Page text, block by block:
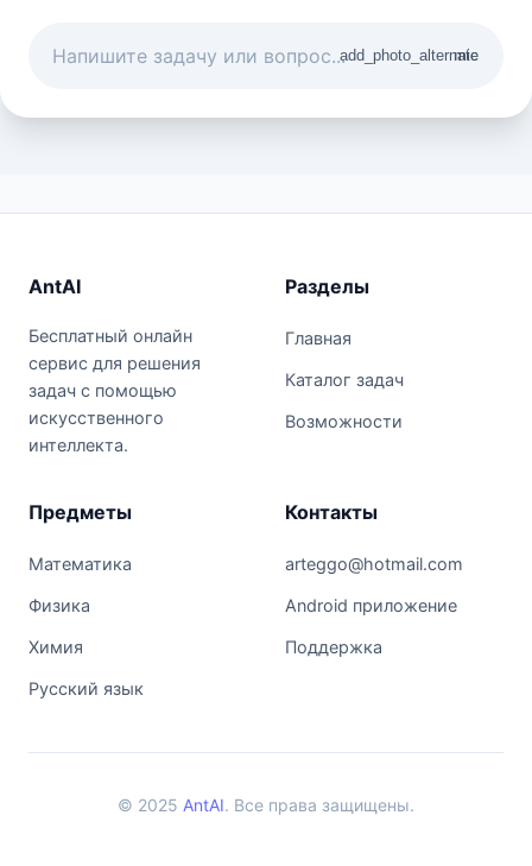
add_photo_alternate
mic
AntAI
Бесплатный онлайн
сервис для решения
задач с помощью
искусственного
интеллекта.
Разделы
Главная
Каталог задач
Возможности
Предметы
Математика
Физика
Химия
Русский язык
Контакты
arteggo@hotmail.com
Android приложение
Поддержка
© 2025 AntAI. Все права защищены.